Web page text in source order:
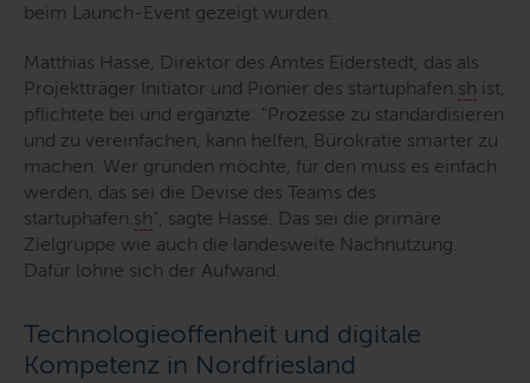
beim Launch-Event gezeigt wurden.
Matthias Hasse, Direktor des Amtes Eiderstedt, das als
Projektträger Initiator und Pionier des startuphafen. sh ist,
pflichtete bei und ergänzte: "Prozesse zu standardisieren
und zu vereinfachen, kann helfen, Bürokratie smarter zu
machen. Wer gründen möchte, für den muss es einfach
werden, das sei die Devise des Teams des
startuphafen. sh", sagte Hasse. Das sei die primäre
Zielgruppe wie auch die landesweite Nachnutzung.
Dafür lohne sich der Aufwand.
Technologieoffenheit und digitale
Kompetenz in Nordfriesland